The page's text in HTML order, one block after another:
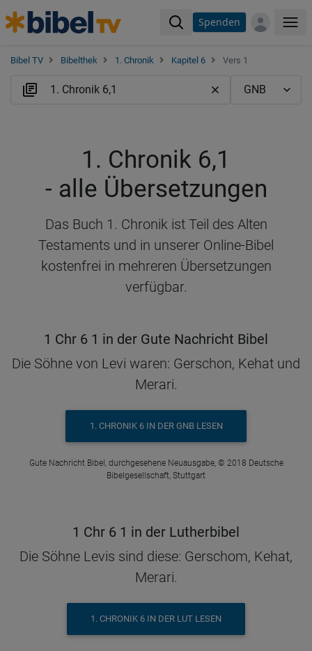
Spenden
Bibel TV Bibelthek 1. Chronik Kapitel 6 Vers 1
1. Chronik 6,1
- alle Übersetzungen
Das Buch 1. Chronik ist Teil des Alten
Testaments und in unserer Online-Bibel
kostenfrei in mehreren Übersetzungen
verfügbar.
1 Chr 6 1 in der Gute Nachricht Bibel
Die Söhne von Levi waren: Gerschon, Kehat und
Merari.
1. CHRONIK 6 IN DER GNB LESEN
Gute Nachricht Bibel, durchgesehene Neuausgabe, © 2018 Deutsche
Bibelgesellschaft, Stuttgart
1 Chr 6 1 in der Lutherbibel
Die Söhne Levis sind diese: Gerschom, Kehat,
Merari.
1. CHRONIK 6 IN DER LUT LESEN